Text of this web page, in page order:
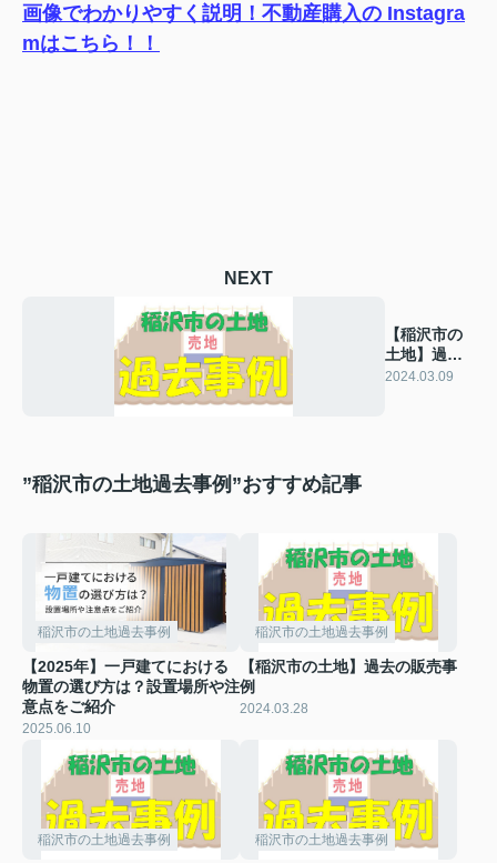
画像でわかりやすく説明！不動産購入の Instagra
mはこちら！！
NEXT
【稲沢市の
土地】過去
の販売事例
2024.03.09
”稲沢市の土地過去事例”おすすめ記事
稲沢市の土地過去事例
【2025年】一戸建てにおける
物置の選び方は？設置場所や注
意点をご紹介
2025.06.10
稲沢市の土地過去事例
【稲沢市の土地】過去の販売事
例
2024.03.28
稲沢市の土地過去事例 稲沢市の土地過去事例